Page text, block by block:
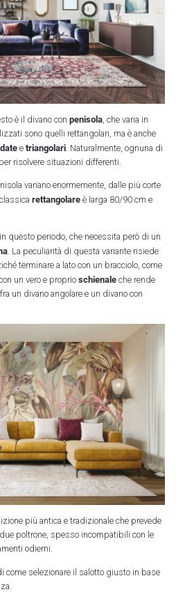
è il divano con penisola, che varia in
sono quelli rettangolari, ma è anche
e triangolari. Naturalmente, ognuna di
risolvere situazioni differenti.
variano enormemente, dalle più corte
rettangolareè larga 80/90 cm e
questo periodo, che necessita però di un
. La peculiarità di questa variante risiede
terminare a lato con un bracciolo, come
un vero e proprio schienaleche rende
un divano angolare e un divano con
più antica e tradizionale che prevede
poltrone, spesso incompatibili con le
odierni.
come selezionare il salotto giusto in base